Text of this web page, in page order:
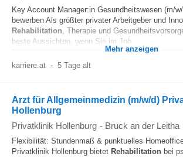
Key Account Manager:in Gesundheitswesen (m/
bewerben Als größter privater Arbeitgeber und
Rehabilitation, Therapie und
beste Aussichten, wenn Sie im Job...
Mehr anzeigen
karriere.at - 5 Tage alt
Arzt für Allgemeinmedizin (m/w/d)
Hollenburg
Privatklinik Hollenburg - Bruck an der Leitha
Flexibilität: Stundenmaß & punktuelles
Privatklinik Hollenburg bietet Rehabilitation bei